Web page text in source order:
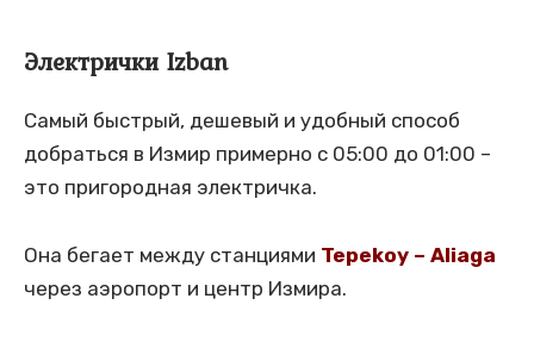
Электрички Izban
Самый быстрый, дешевый и удобный способ
добраться в Измир примерно с 05:00 до 01:00 –
это пригородная электричка.
Она бегает между станциями Tepekoy – Aliaga
через аэропорт и центр Измира.